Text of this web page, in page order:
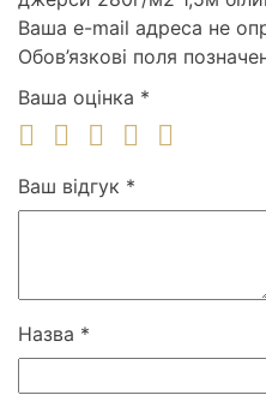
Ваша e-mail адреса не
Обов’язкові поля
Ваша оцінка *
Ваш відгук *
Назва *